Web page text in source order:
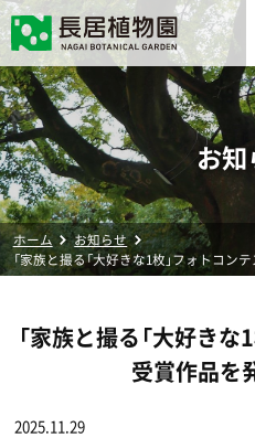
お
ホーム
お知らせ
「家族と撮る「大好きな1枚」フォトコン
「家族と撮る「大好きな
受賞作品を
2025.11.29